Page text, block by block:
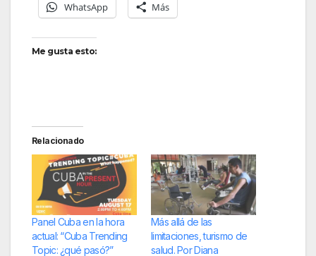
WhatsApp Más
Me gusta esto:
Relacionado
Panel Cuba en la hora
actual: “Cuba Trending
Topic: ¿qué pasó?”
Más allá de las
limitaciones, turismo de
salud. Por Diana